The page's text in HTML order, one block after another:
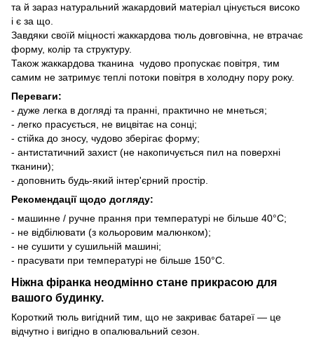
та й зараз натуральний жакардовий матеріал цінується високо
і є за що.
Завдяки своїй міцності жаккардова тюль довговічна, не втрачає
форму, колір та структуру.
Також жаккардова тканина чудово пропускає повітря, тим
самим не затримує теплі потоки повітря в холодну пору року.
Переваги:
- дуже легка в догляді та пранні, практично не мнеться;
- легко прасується, не вицвітає на сонці;
- стійка до зносу, чудово зберігає форму;
- антистатичний захист (не накопичується пил на поверхні
тканини);
- доповнить будь-який інтер'єрний простір.
Рекомендації щодо догляду:
- машинне / ручне прання при температурі не більше 40°C;
- не відбілювати (з кольоровим малюнком);
- не сушити у сушильній машині;
- прасувати при температурі не більше 150°C.
Ніжна фіранка неодмінно стане прикрасою для
вашого будинку.
Короткий тюль вигідний тим, що не закриває батареї — це
відчутно і вигідно в опалювальний сезон.